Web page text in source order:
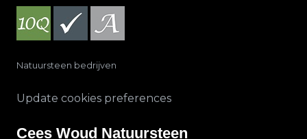
Natuursteen bedrijven
Update cookies preferences
Cees Woud Natuursteen